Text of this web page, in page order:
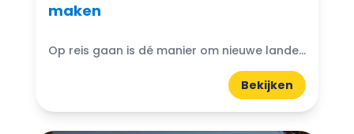
maken
Op reis gaan is dé manier om nieuwe landen, steden, landschappen en culturen te ontdekken. Wie een reis plant, moet echter wel de nodige voorbereidingen treffen.
Bekijken